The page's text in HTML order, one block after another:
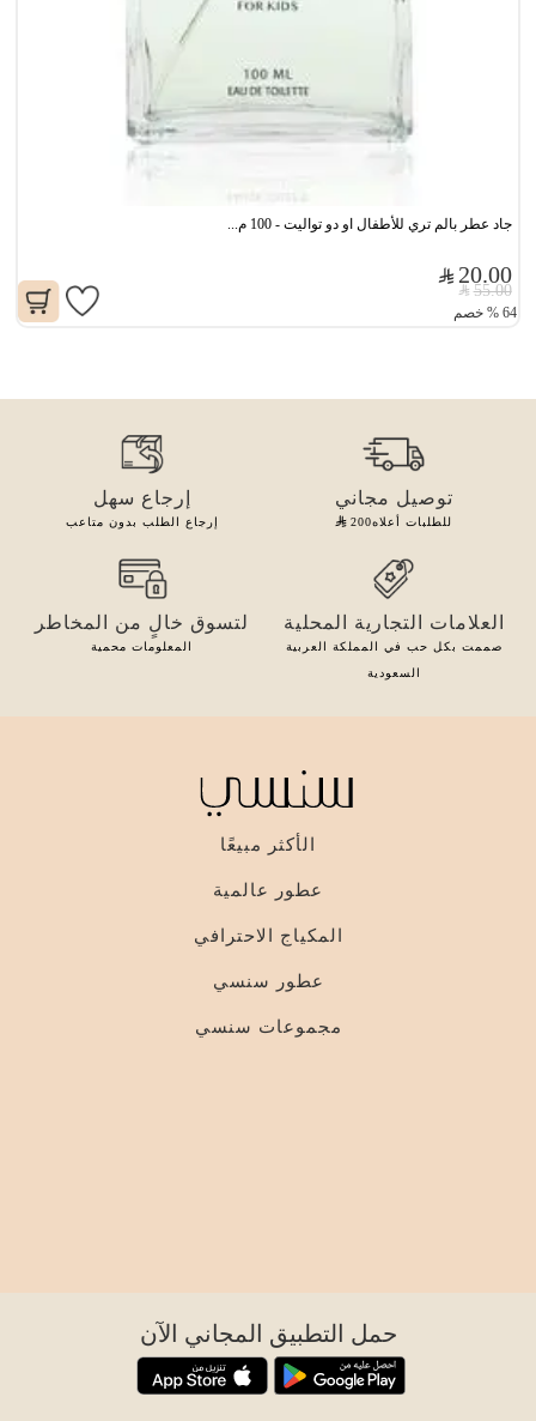
جاد عطر بالم تري للأطفال او دو تواليت - 100 م...
20.00
55.00
64
% خصم
توصيل مجاني
للطلبات أعلاه200
إرجاع سهل
إرجاع الطلب بدون متاعب
العلامات التجارية المحلية
صممت بكل حب في المملكة العربية
السعودية
لتسوق خالٍ من المخاطر
المعلومات محمية
الأكثر مبيعًا
عطور عالمية
المكياج الاحترافي
عطور سنسي
مجموعات سنسي
حمل التطبيق المجاني الآن